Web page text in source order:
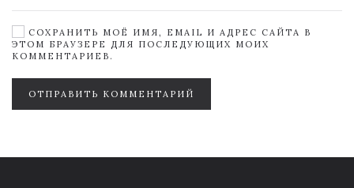
СОХРАНИТЬ МОЁ ИМЯ, EMAIL И АДРЕС САЙТА В
ЭТОМ БРАУЗЕРЕ ДЛЯ ПОСЛЕДУЮЩИХ МОИХ
КОММЕНТАРИЕВ.
ОТПРАВИТЬ КОММЕНТАРИЙ